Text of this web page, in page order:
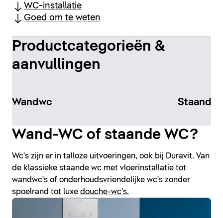
WC-installatie
Goed om te weten
Productcategorieën &
aanvullingen
Wandwc Staand
Wand-WC of staande WC?
Wc's zijn er in talloze uitvoeringen, ook bij Duravit. Van
de klassieke staande wc met vloerinstallatie tot
wandwc's of onderhoudsvriendelijke wc's zonder
spoelrand tot luxe douche-wc's.